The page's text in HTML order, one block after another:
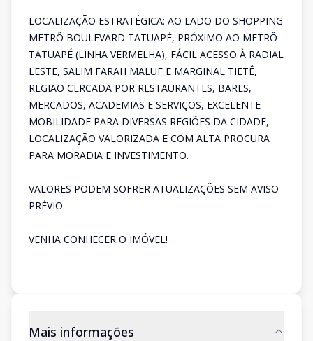
LOCALIZAÇÃO ESTRATÉGICA: AO LADO DO SHOPPING
METRÔ BOULEVARD TATUAPÉ, PRÓXIMO AO METRÔ
TATUAPÉ (LINHA VERMELHA), FÁCIL ACESSO À RADIAL
LESTE, SALIM FARAH MALUF E MARGINAL TIETÊ,
REGIÃO CERCADA POR RESTAURANTES, BARES,
MERCADOS, ACADEMIAS E SERVIÇOS, EXCELENTE
MOBILIDADE PARA DIVERSAS REGIÕES DA CIDADE,
LOCALIZAÇÃO VALORIZADA E COM ALTA PROCURA
PARA MORADIA E INVESTIMENTO.
VALORES PODEM SOFRER ATUALIZAÇÕES SEM AVISO
PRÉVIO.
VENHA CONHECER O IMÓVEL!
Mais informações